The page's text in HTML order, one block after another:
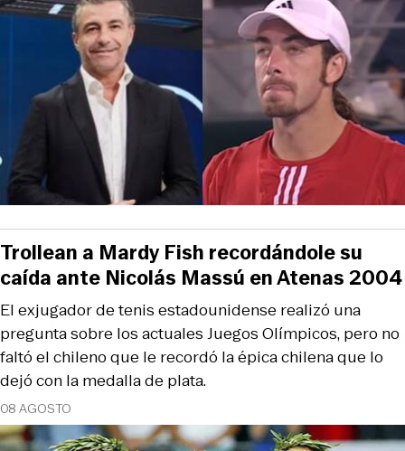
08 AGOSTO
El exjugador de tenis estadounidense realizó una
pregunta sobre los actuales Juegos Olímpicos, pero no
faltó el chileno que le recordó la épica chilena que lo
dejó con la medalla de plata.
Trollean a Mardy Fish recordándole su
caída ante Nicolás Massú en Atenas 2004